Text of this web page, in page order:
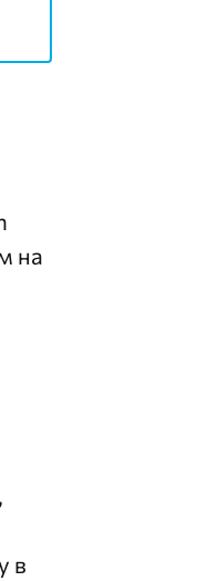
на
в